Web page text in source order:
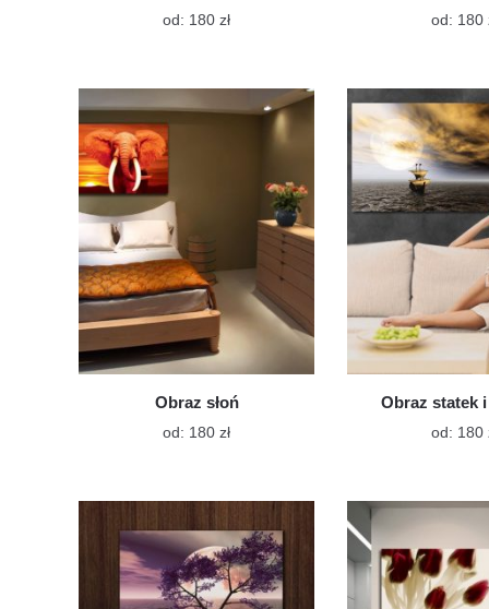
od: 180 złTen
wiele
wariantów.
wybrać
produktu
od: 180
Obraz słoń
od: 180 złTen
wiele
wariantów.
Opcje
można
wybrać
Obraz statek
od: 180